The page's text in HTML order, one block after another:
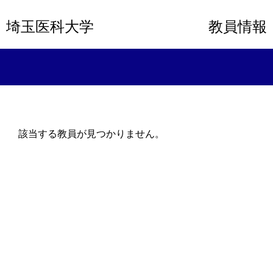
埼玉医科大学 教員情報
該当する教員が見つかりません。